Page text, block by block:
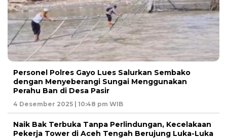
Personel Polres Gayo Lues Salurkan Sembako
dengan Menyeberangi Sungai Menggunakan
Perahu Ban di Desa Pasir
4 Desember 2025 | 10:48 pm WIB
Naik Bak Terbuka Tanpa Perlindungan, Kecelakaan
Pekerja Tower di Aceh Tengah Berujung Luka-Luka